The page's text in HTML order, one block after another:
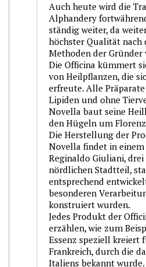
Auch heute wird die
Alphandery
ständig weiter, da
höchster Qualität
Methoden der Gründer
Die Officina kümmert
von Heilpflanzen, die
erfreute. Alle
Lipiden und ohne
Novella baut seine
den Hügeln um
Die Herstellung der
Novella findet in
Reginaldo Giuliani,
nördlichen Stadtteil,
entsprechend
besonderen
konstruiert wurden.
Jedes Produkt der
erzählen, wie zum
Essenz speziell kreiert
Frankreich, durch die
Italiens bekannt